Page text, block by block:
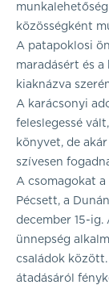
közösségként
A patapoklosi
maradásért és
kiaknázva
A karácsonyi
feleslegessé
könyvet, de
szívesen
A csomagokat
Pécsett, a
december 15-
ünnepség
családok
átadásáról